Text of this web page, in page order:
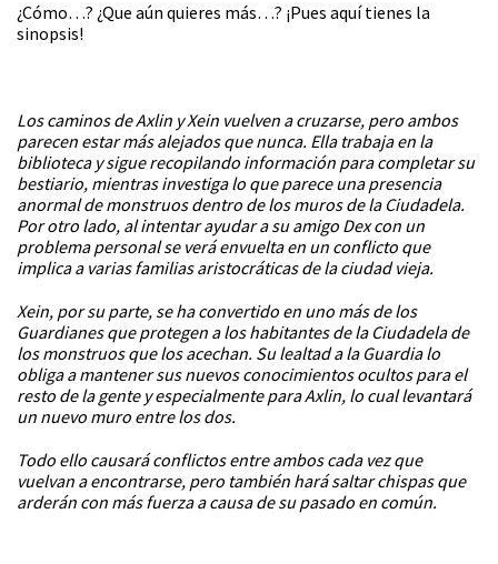
¿Cómo…? ¿Que aún quieres más…? ¡Pues aquí tienes la
sinopsis!
Los caminos de Axlin y Xein vuelven a cruzarse, pero ambos
parecen estar más alejados que nunca. Ella trabaja en la
biblioteca y sigue recopilando información para completar su
bestiario, mientras investiga lo que parece una presencia
anormal de monstruos dentro de los muros de la Ciudadela.
Por otro lado, al intentar ayudar a su amigo Dex con un
problema personal se verá envuelta en un conflicto que
implica a varias familias aristocráticas de la ciudad vieja.
Xein, por su parte, se ha convertido en uno más de los
Guardianes que protegen a los habitantes de la Ciudadela de
los monstruos que los acechan. Su lealtad a la Guardia lo
obliga a mantener sus nuevos conocimientos ocultos para el
resto de la gente y especialmente para Axlin, lo cual levantará
un nuevo muro entre los dos.
Todo ello causará conflictos entre ambos cada vez que
vuelvan a encontrarse, pero también hará saltar chispas que
arderán con más fuerza a causa de su pasado en común.